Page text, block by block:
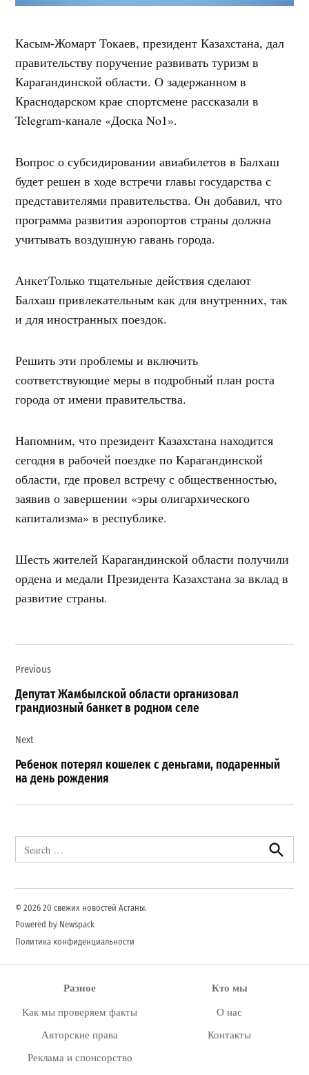
Касым-Жомарт Токаев, президент Казахстана, дал
правительству поручение развивать туризм в
Карагандинской области. О задержанном в
Краснодарском крае спортсмене рассказали в
Telegram-канале «Доска No1».
Вопрос о субсидировании авиабилетов в Балхаш
будет решен в ходе встречи главы государства с
представителями правительства. Он добавил, что
программа развития аэропортов страны должна
учитывать воздушную гавань города.
АнкетТолько тщательные действия сделают
Балхаш привлекательным как для внутренних, так
и для иностранных поездок.
Решить эти проблемы и включить
соответствующие меры в подробный план роста
города от имени правительства.
Напомним, что президент Казахстана находится
сегодня в рабочей поездке по Карагандинской
области, где провел встречу с общественностью,
заявив о завершении «эры олигархического
капитализма» в республике.
Шесть жителей Карагандинской области получили
ордена и медали Президента Казахстана за вклад в
развитие страны.
по
записям
Previous
Депутат Жамбылской области организовал
грандиозный банкет в родном селе
Next
Ребенок потерял кошелек с деньгами, подаренный
на день рождения
for:
Search
© 2026 20 свежих новостей Астаны.
Powered by Newspack
Политика конфиденциальности
Разное
Как мы проверяем факты
Авторские права
Реклама и спонсорство
Кто мы
О нас
Контакты